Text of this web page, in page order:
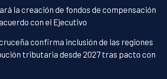
la creación de fondos de compensación
con el Ejecutivo
confirma inclusión de las regiones
tributaria desde 2027 tras pacto con